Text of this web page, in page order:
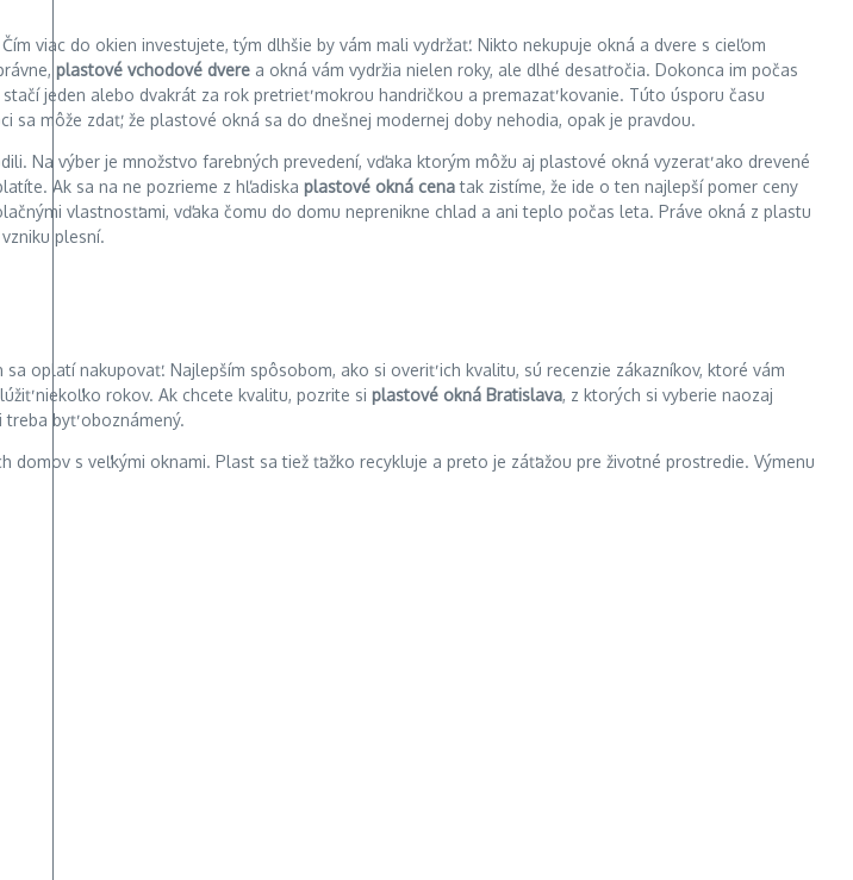
viac do okien investujete, tým dlhšie by vám mali vydržať. Nikto nekupuje okná a dvere s cieľom
plastové vchodové dvere a okná vám vydržia nielen roky, ale dlhé desaťročia. Dokonca im počas
jeden alebo dvakrát za rok pretrieť mokrou handričkou a premazať kovanie. Túto úsporu času
môže zdať, že plastové okná sa do dnešnej modernej doby nehodia, opak je pravdou.
Na výber je množstvo farebných prevedení, vďaka ktorým môžu aj plastové okná vyzerať ako drevené
Ak sa na ne pozrieme z hľadiska plastové okná cenatak zistíme, že ide o ten najlepší pomer ceny
vlastnosťami, vďaka čomu do domu neprenikne chlad a ani teplo počas leta. Práve okná z plastu
plesní.
oplatí nakupovať. Najlepším spôsobom, ako si overiť ich kvalitu, sú recenzie zákazníkov, ktoré vám
niekoľko rokov. Ak chcete kvalitu, pozrite si plastové okná Bratislava, z ktorých si vyberie naozaj
treba byť oboznámený.
s veľkými oknami. Plast sa tiež ťažko recykluje a preto je záťažou pre životné prostredie. Výmenu